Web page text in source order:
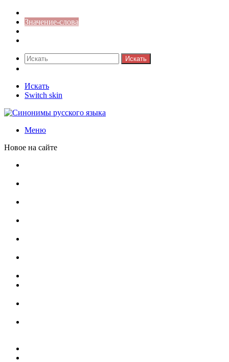
Значение-слова
Искать
Искать
Switch skin
Меню
Новое на сайте